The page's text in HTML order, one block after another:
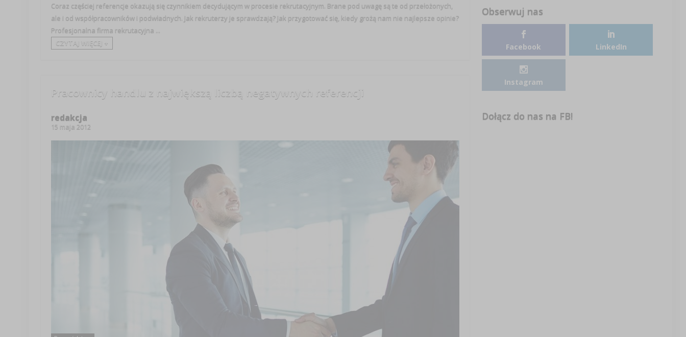
Coraz częściej referencje okazują się czynnikiem decydującym w procesie rekrutacyjnym. Brane pod uwagę są te od przełożonych,
ale i od współpracowników i podwładnych. Jak rekruterzy je sprawdzają? Jak przygotować się, kiedy grożą nam nie najlepsze opinie?
Profesjonalna firma rekrutacyjna ...
CZYTAJ WIĘCEJ +
Pracownicy handlu z największą liczbą negatywnych referencji
redakcja
15 maja 2012
Obserwuj nas
Facebook LinkedIn
Instagram
Dołącz do nas na FB!